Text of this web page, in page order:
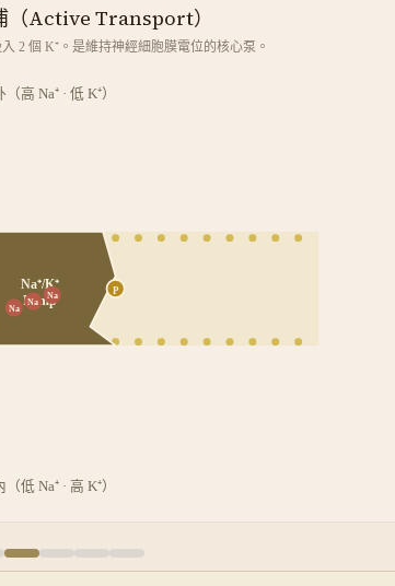
（Active Transport）
2 個 K⁺。是維持神經細胞膜電位的核心泵。
高 Na⁺ · 低 K⁺）
低 Na⁺ · 高 K⁺）
Na⁺/K⁺
Pump
P
Na
Na
Na